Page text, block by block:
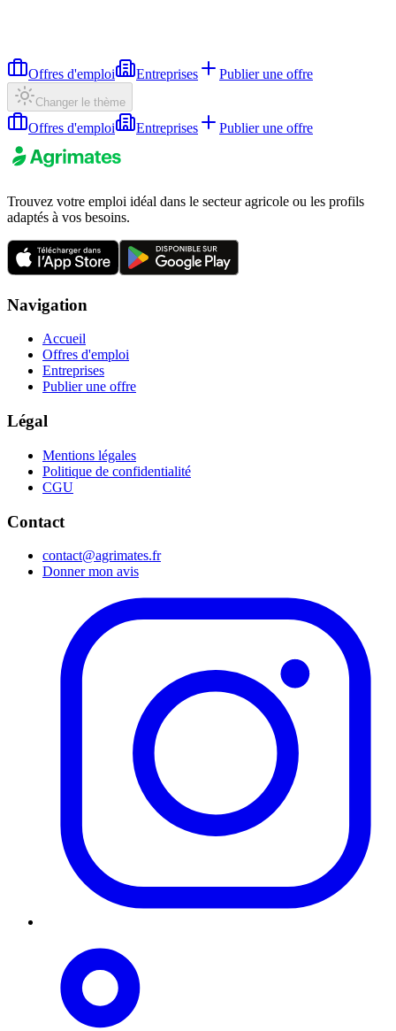
Offres d'emploi Entreprises Publier une offre
Changer le thème
Offres d'emploi Entreprises Publier une offre
Trouvez votre emploi idéal dans le secteur agricole ou les profils
adaptés à vos besoins.
Navigation
Accueil
Offres d'emploi
Entreprises
Publier une offre
Légal
Mentions légales
Politique de confidentialité
CGU
Contact
contact@agrimates.fr
Donner mon avis